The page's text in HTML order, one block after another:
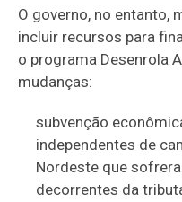
O governo, no entanto,
incluir recursos para
o programa Desenrola
mudanças:
subvenção
independentes de
Nordeste que
decorrentes da